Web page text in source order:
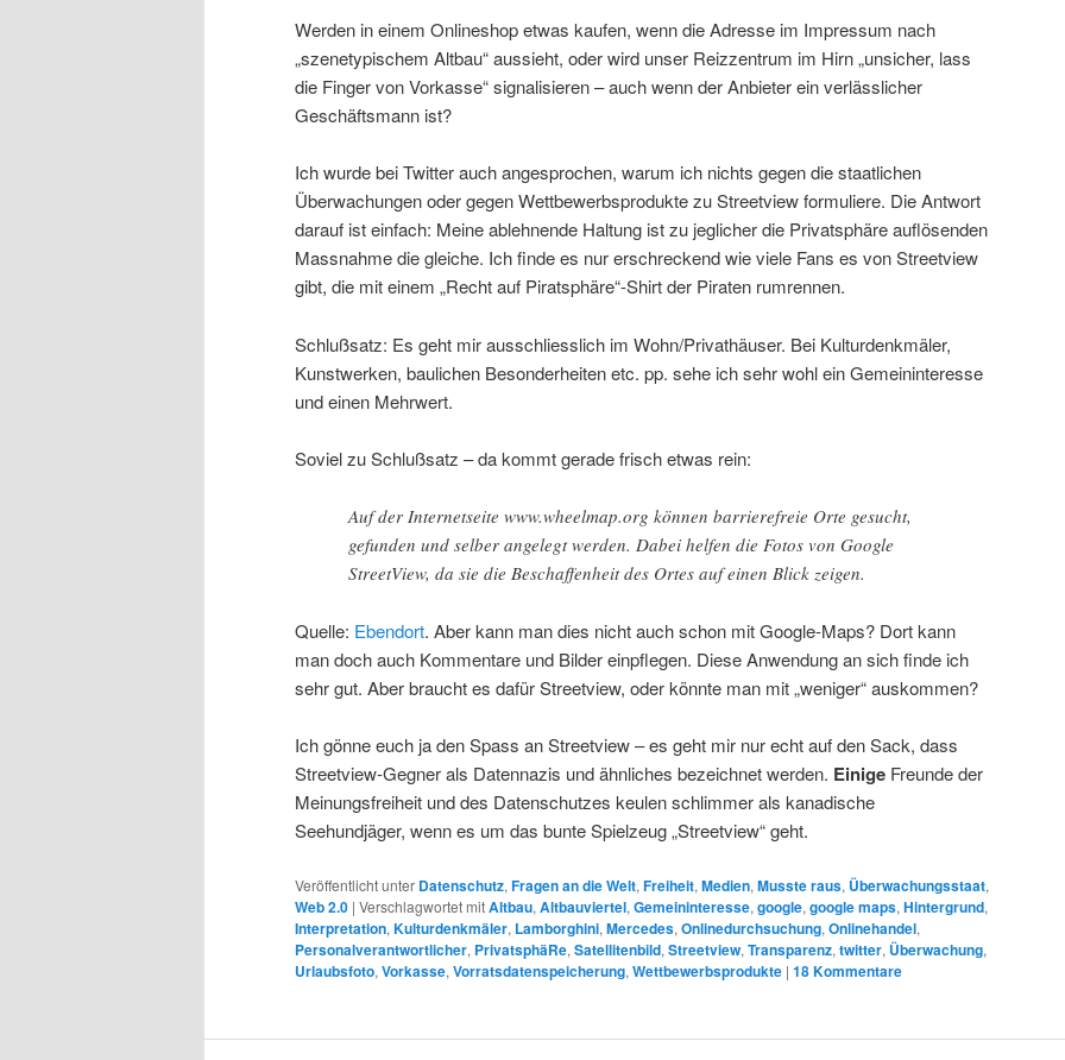
Werden in einem Onlineshop etwas kaufen, wenn die Adresse im Impressum nach
„szenetypischem Altbau“ aussieht, oder wird unser Reizzentrum im Hirn „unsicher, lass
die Finger von Vorkasse“ signalisieren – auch wenn der Anbieter ein verlässlicher
Geschäftsmann ist?
Ich wurde bei Twitter auch angesprochen, warum ich nichts gegen die staatlichen
Überwachungen oder gegen Wettbewerbsprodukte zu Streetview formuliere. Die Antwort
darauf ist einfach: Meine ablehnende Haltung ist zu jeglicher die Privatsphäre auflösenden
Massnahme die gleiche. Ich finde es nur erschreckend wie viele Fans es von Streetview
gibt, die mit einem „Recht auf Piratsphäre“-Shirt der Piraten rumrennen.
Schlußsatz: Es geht mir ausschliesslich im Wohn/Privathäuser. Bei Kulturdenkmäler,
Kunstwerken, baulichen Besonderheiten etc. pp. sehe ich sehr wohl ein Gemeininteresse
und einen Mehrwert.
Soviel zu Schlußsatz – da kommt gerade frisch etwas rein:
Auf der Internetseite www.wheelmap.org können barrierefreie Orte gesucht,
gefunden und selber angelegt werden. Dabei helfen die Fotos von Google
StreetView, da sie die Beschaffenheit des Ortes auf einen Blick zeigen.
Quelle: Ebendort. Aber kann man dies nicht auch schon mit Google-Maps? Dort kann
man doch auch Kommentare und Bilder einpflegen. Diese Anwendung an sich finde ich
sehr gut. Aber braucht es dafür Streetview, oder könnte man mit „weniger“ auskommen?
Ich gönne euch ja den Spass an Streetview – es geht mir nur echt auf den Sack, dass
Streetview-Gegner als Datennazis und ähnliches bezeichnet werden. Einige Freunde der
Meinungsfreiheit und des Datenschutzes keulen schlimmer als kanadische
Seehundjäger, wenn es um das bunte Spielzeug „Streetview“ geht.
Veröffentlicht unter Datenschutz, Fragen an die Welt, Freiheit, Medien, Musste raus, Überwachungsstaat,
Web 2.0 | Verschlagwortet mitAltbau, Altbauviertel, Gemeininteresse, google, google maps, Hintergrund,
Interpretation, Kulturdenkmäler, Lamborghini, Mercedes, Onlinedurchsuchung, Onlinehandel,
Personalverantwortlicher, PrivatsphäRe, Satellitenbild, Streetview, Transparenz, twitter, Überwachung,
Urlaubsfoto, Vorkasse, Vorratsdatenspeicherung, Wettbewerbsprodukte | 18Kommentare